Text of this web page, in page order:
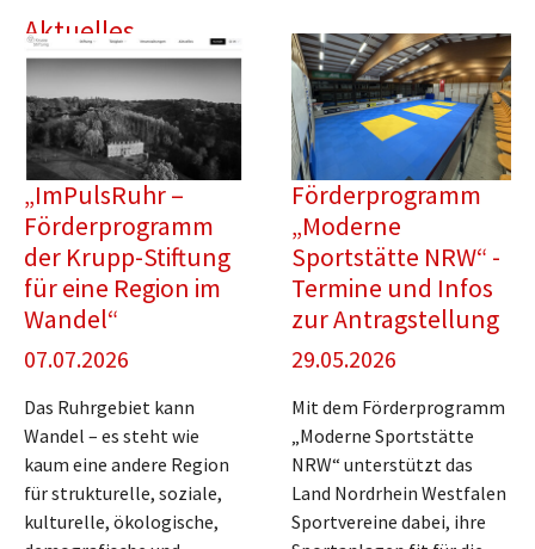
Aktuelles
„ImPulsRuhr –
Förderprogramm
der Krupp-Stiftung
für eine Region im
Wandel“
07.07.2026
Das Ruhrgebiet kann
Wandel – es steht wie
kaum eine andere Region
für strukturelle, soziale,
kulturelle, ökologische,
Förderprogramm
„Moderne
Sportstätte NRW“ -
Termine und Infos
zur Antragstellung
29.05.2026
Mit dem Förderprogramm
„Moderne Sportstätte
NRW“ unterstützt das
Land Nordrhein Westfalen
Sportvereine dabei, ihre